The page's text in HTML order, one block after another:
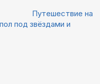
Путешествие на
под звёздами и